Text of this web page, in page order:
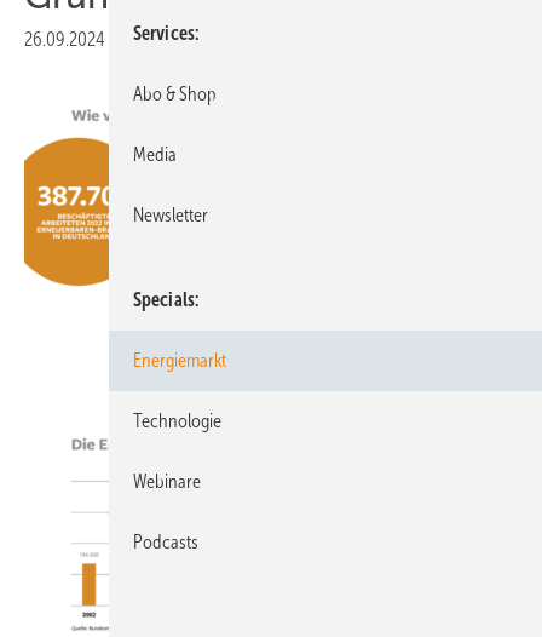
26.09.2024 Veröffentlicht in
Services
Abo & Shop
Media
Newsletter
Specials
Energiemarkt
Technologie
Webinare
Podcasts